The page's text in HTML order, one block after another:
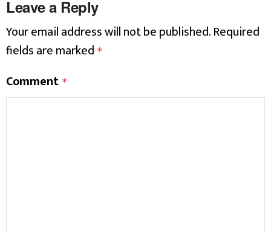
Leave a Reply
Your email address will not be published.Required
fields are marked *
Comment *